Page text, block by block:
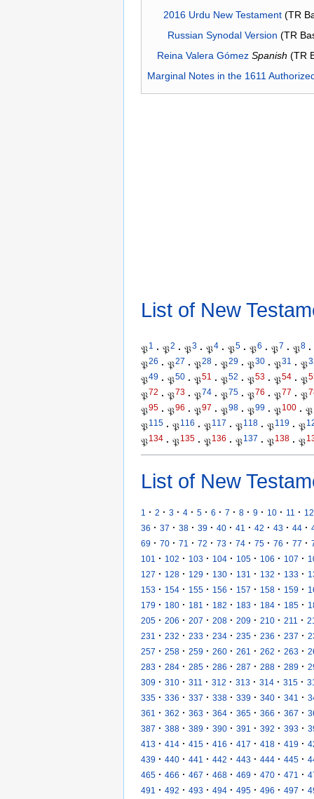
2016 Urdu New Testament(TR
Russian Synodal Version (TR
Reina Valera Gómez Spanish (TR
Marginal Notes in the 1611
List of New
𝔓1 · 𝔓2 · 𝔓3 · 𝔓4 · 𝔓5 · 𝔓6 · 𝔓7 · 𝔓8 ·
𝔓26 · 𝔓27 · 𝔓28 · 𝔓29 · 𝔓30 · 𝔓31 · 𝔓
𝔓49 · 𝔓50 · 𝔓51 · 𝔓52 · 𝔓53 · 𝔓54 · 𝔓
𝔓72 · 𝔓73 · 𝔓74 · 𝔓75 · 𝔓76 · 𝔓77 · 𝔓
𝔓95 · 𝔓96 · 𝔓97 · 𝔓98 · 𝔓99 · 𝔓100 · 𝔓
𝔓115 · 𝔓116 · 𝔓117 · 𝔓118 · 𝔓119 · 𝔓
𝔓134 · 𝔓135 · 𝔓136 · 𝔓137 · 𝔓138 · 𝔓
List of New
1 · 2 · 3 · 4 · 5 · 6 · 7 · 8 · 9 · 10 · 11 · 12
36 · 37 · 38 · 39 · 40 · 41 · 42 · 43 · 44 ·
69 · 70 · 71 · 72 · 73 · 74 · 75 · 76 · 77 ·
101
· 102 · 103 · 104 · 105 · 106 · 107 ·
127 · 128 · 129 · 130 · 131 · 132 · 133 ·
153 · 154 · 155 · 156 · 157 · 158 · 159 ·
179 · 180 · 181 · 182 · 183 · 184 · 185 ·
205 · 206 · 207 · 208 · 209 · 210 · 211 ·
231
· 232 · 233 · 234 · 235 · 236 · 237 ·
257 · 258 · 259 · 260 · 261 · 262 · 263 ·
283 · 284 · 285 · 286 · 287 · 288 · 289 ·
309 · 310 · 311 · 312 · 313 · 314 · 315 ·
335 · 336 · 337 · 338 · 339 · 340 · 341 ·
361
· 362 · 363 · 364 · 365 · 366 · 367 ·
387 · 388 · 389 · 390 · 391 · 392 · 393 ·
413 · 414 · 415 · 416 · 417 · 418 · 419 ·
439 · 440 · 441 · 442 · 443 · 444 · 445 ·
465 · 466 · 467 · 468 · 469 · 470 · 471 ·
491
· 492 · 493 · 494 · 495 · 496 · 497 ·